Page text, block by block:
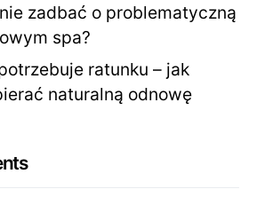
zadbać o problematyczną
spa?
ratunku – jak
naturalną odnowę